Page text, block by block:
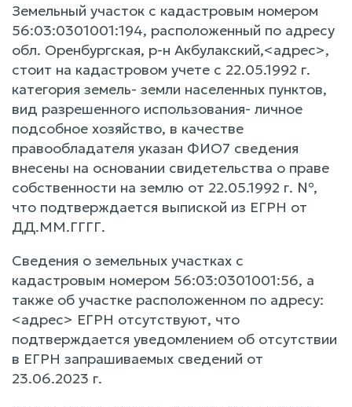
Земельный участок с кадастровым номером
56:03:0301001:194, расположенный по адресу
обл. Оренбургская, р-н Акбулакский,<адрес>,
стоит на кадастровом учете с 22.05.1992 г.
категория земель- земли населенных пунктов,
вид разрешенного использования- личное
подсобное хозяйство, в качестве
правообладателя указан ФИО7 сведения
внесены на основании свидетельства о праве
собственности на землю от 22.05.1992 г. №,
что подтверждается выпиской из ЕГРН от
ДД.ММ.ГГГГ.
Сведения о земельных участках с
кадастровым номером 56:03:0301001:56, а
также об участке расположенном по адресу:
<адрес> ЕГРН отсутствуют, что
подтверждается уведомлением об отсутствии
в ЕГРН запрашиваемых сведений от
23.06.2023 г.